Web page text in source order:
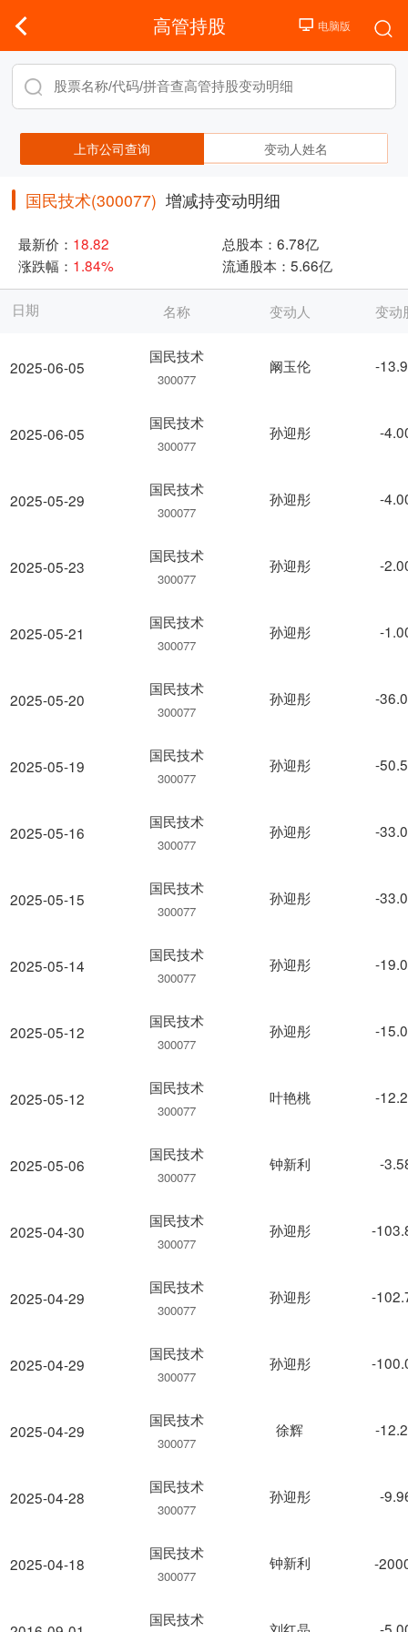
高管持股
上市公司查询 变动人姓名
国民技术(300077) 增减持变动明细
最新价： 18.82 总股本： 6.78亿
涨跌幅： 1.84% 流通股本： 5.66亿
日期
2025-06-05
2025-06-05
2025-05-29
2025-05-23
2025-05-21
2025-05-20
2025-05-19
2025-05-16
2025-05-15
2025-05-14
2025-05-12
2025-05-12
2025-05-06
2025-04-30
2025-04-29
2025-04-29
2025-04-29
2025-04-28
2025-04-18
名称 变动人 变动
国民技术
300077
阚玉伦 -
国民技术
300077
孙迎彤 -
国民技术
300077
孙迎彤 -
国民技术
300077
孙迎彤 -
国民技术
300077
孙迎彤 -
国民技术
300077
孙迎彤 -
国民技术
300077
孙迎彤 -
国民技术
300077
孙迎彤 -
国民技术
300077
孙迎彤 -
国民技术
300077
孙迎彤 -
国民技术
300077
孙迎彤 -
国民技术
300077
叶艳桃 -
国民技术
300077
钟新利 -
国民技术
300077
孙迎彤 -
国民技术
300077
孙迎彤 -
国民技术
300077
孙迎彤 -
国民技术
300077
徐辉 -
国民技术
300077
孙迎彤 -
国民技术
300077
钟新利 -
国民技术